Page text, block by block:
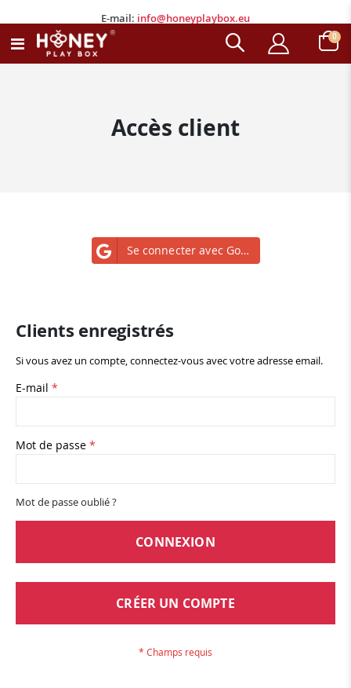
E-mail: info@honeyplaybox.eu
E-mail:
info@honeyplaybox.eu
Basculer
Chariot
0
Accès client
Se connecter avec Google
Clients enregistrés
Si vous avez un compte, connectez-vous avec votre adresse email.
E-mail
Mot de passe
Mot de passe oublié ?
CONNEXION
CRÉER UN COMPTE